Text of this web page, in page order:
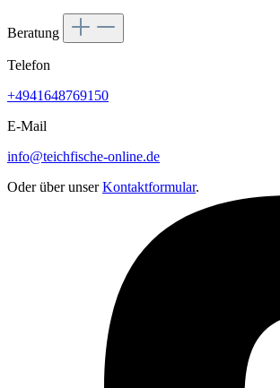
Beratung
Telefon
+4941648769150
E-Mail
info@teichfische-online.de
Oder über unserKontaktformular.